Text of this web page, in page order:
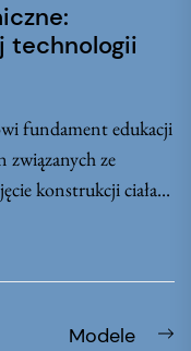
technologii
fundament edukacji
związanych ze
konstrukcji ciała...
Modele